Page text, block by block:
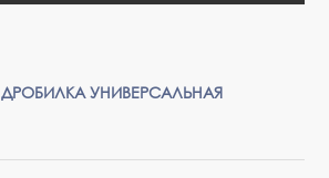
ДРОБИЛКА УНИВЕРСАЛЬНАЯ